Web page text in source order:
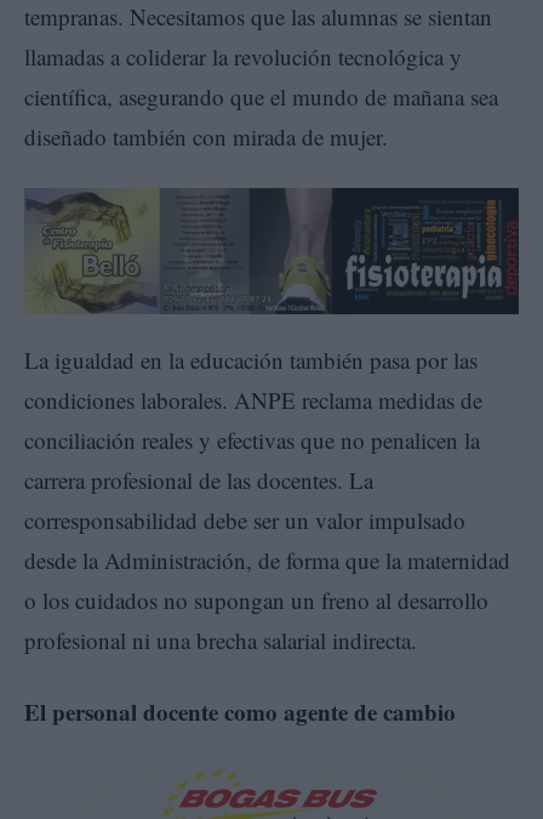
tempranas. Necesitamos que las alumnas se sientan
llamadas a coliderar la revolución tecnológica y
científica, asegurando que el mundo de mañana sea
diseñado también con mirada de mujer.
La igualdad en la educación también pasa por las
condiciones laborales. ANPE reclama medidas de
conciliación reales y efectivas que no penalicen la
carrera profesional de las docentes. La
corresponsabilidad debe ser un valor impulsado
desde la Administración, de forma que la maternidad
o los cuidados no supongan un freno al desarrollo
profesional ni una brecha salarial indirecta.
El personal docente como agente de cambio